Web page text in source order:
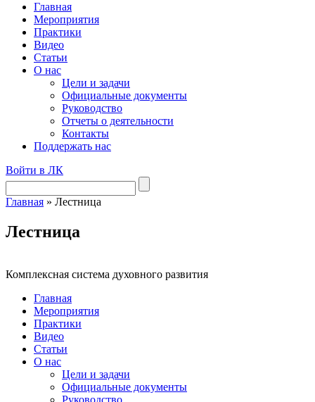
Главная
Мероприятия
Практики
Видео
Статьи
О нас
Цели и задачи
Официальные документы
Руководство
Отчеты о деятельности
Контакты
Поддержать нас
Войти в ЛК
Главная » Лестница
Лестница
Комплексная система духовного развития
Главная
Мероприятия
Практики
Видео
Статьи
О нас
Цели и задачи
Официальные документы
Руководство